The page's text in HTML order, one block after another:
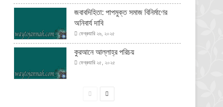
জবাবদিহিতা: পাপমুক্ত সমাজ বিনির্মাণের
অনিবার্য দাবি
ফেব্রুয়ারি ২৬, ২০২৫
কুরআনে আল্লাহ্‌র পরিচয়
ফেব্রুয়ারি ২৫, ২০২৫